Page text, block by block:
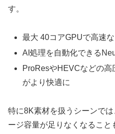
す。
最大 40コアGPUで高速
AI処理を自動化できる
ProResやHEVCなどの
がより快適に
特に8K素材を扱うシーンで
ージ容量が足りなくなるこ